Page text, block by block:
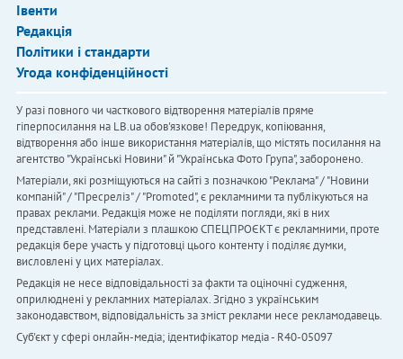
Івенти
Редакція
Політики і стандарти
Угода конфіденційності
У разі повного чи часткового відтворення матеріалів пряме
гіперпосилання на LB.ua обов'язкове! Передрук, копіювання,
відтворення або інше використання матеріалів, що містять посилання на
агентство "Українськi Новини" й "Українська Фото Група", заборонено.
Матеріали, які розміщуються на сайті з позначкою "Реклама" / "Новини
компаній" / "Пресреліз" / "Promoted", є рекламними та публікуються на
правах реклами. Редакція може не поділяти погляди, які в них
представлені. Матеріали з плашкою СПЕЦПРОЄКТ є рекламними, проте
редакція бере участь у підготовці цього контенту і поділяє думки,
висловлені у цих матеріалах.
Редакція не несе відповідальності за факти та оціночні судження,
оприлюднені у рекламних матеріалах. Згідно з українським
законодавством, відповідальність за зміст реклами несе рекламодавець.
Cуб'єкт у сфері онлайн-медіа; ідентифікатор медіа - R40-05097